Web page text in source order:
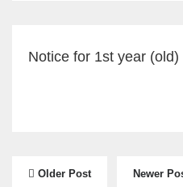
Notice for 1st year
Older Post Newer